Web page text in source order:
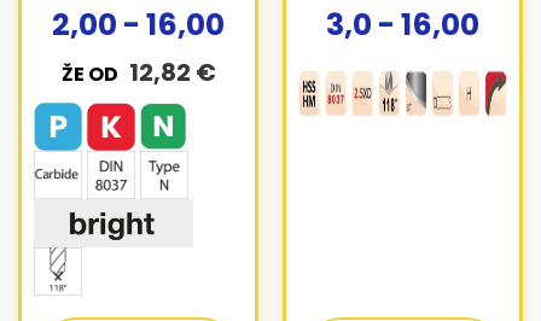
ŽE OD 12,82 €
2,00 - 16,00 3,0 - 16,00